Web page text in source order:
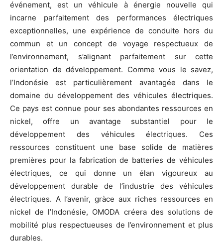
événement, est un véhicule à énergie nouvelle qui
incarne parfaitement des performances électriques
exceptionnelles, une expérience de conduite hors du
commun et un concept de voyage respectueux de
l’environnement, s’alignant parfaitement sur cette
orientation de développement. Comme vous le savez,
l’Indonésie est particulièrement avantagée dans le
domaine du développement des véhicules électriques.
Ce pays est connue pour ses abondantes ressources en
nickel, offre un avantage substantiel pour le
développement des véhicules électriques. Ces
ressources constituent une base solide de matières
premières pour la fabrication de batteries de véhicules
électriques, ce qui donne un élan vigoureux au
développement durable de l’industrie des véhicules
électriques. A l’avenir, gràce aux riches ressources en
nickel de l’Indonésie, OMODA créera des solutions de
mobilité plus respectueuses de l’environnement et plus
durables.